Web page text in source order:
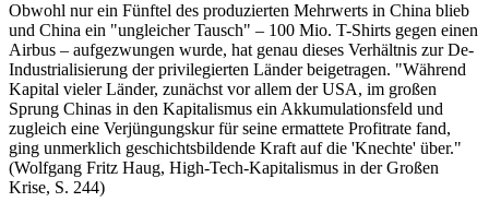
Obwohl nur ein Fünftel des produzierten Mehrwerts in China blieb
und China ein "ungleicher Tausch" – 100 Mio. T-Shirts gegen einen
Airbus – aufgezwungen wurde, hat genau dieses Verhältnis zur De-
Industrialisierung der privilegierten Länder beigetragen. "Während
Kapital vieler Länder, zunächst vor allem der USA, im großen
Sprung Chinas in den Kapitalismus ein Akkumulationsfeld und
zugleich eine Verjüngungskur für seine ermattete Profitrate fand,
ging unmerklich geschichtsbildende Kraft auf die 'Knechte' über."
(Wolfgang Fritz Haug, High-Tech-Kapitalismus in der Großen
Krise, S. 244)